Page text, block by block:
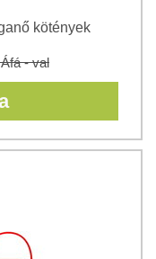
kötények
Áfá - val